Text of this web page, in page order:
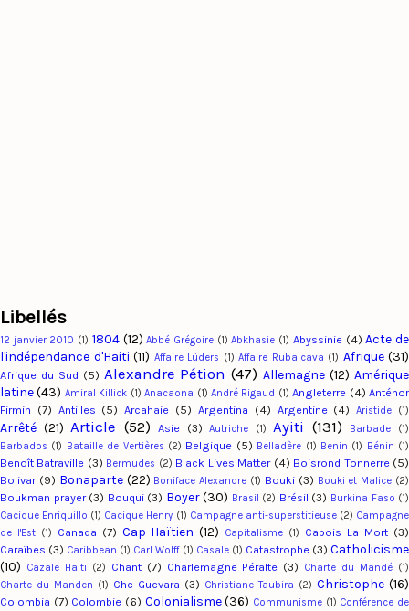
Libellés
12 janvier 2010 (1) 1804 (12) Abbé Grégoire (1) Abkhasie (1) Abyssinie (4) Acte de
l'indépendance d'Haiti (11) Affaire Lüders (1) Affaire Rubalcava (1) Afrique (31)
Afrique du Sud (5) Alexandre Pétion (47) Allemagne (12) Amérique
latine (43) Amiral Killick (1) Anacaona (1) André Rigaud (1) Angleterre (4) Anténor
Firmin (7) Antilles (5) Arcahaie (5) Argentina (4) Argentine (4) Aristide (1)
Arrêté (21) Article (52) Asie (3) Autriche (1) Ayiti (131) Barbade
(1)
Barbados (1) Bataille de Vertières (2) Belgique (5) Belladère (1) Benin (1) Bénin (1)
Benoît Batraville (3) Bermudes (2) Black Lives Matter (4) Boisrond Tonnerre (5)
Bolivar (9) Bonaparte (22) Boniface Alexandre (1) Bouki (3) Bouki et Malice (2)
Boukman prayer (3) Bouqui (3) Boyer (30) Brasil (2) Brésil (3) Burkina Faso (1)
Cacique Enriquillo (1) Cacique Henry (1) Campagne anti-superstitieuse (2) Campagne
de l'Est (1) Canada (7) Cap-Haïtien (12) Capitalisme (1) Capois La Mort (3)
Caraïbes (3) Caribbean (1) Carl Wolff (1) Casale (1) Catastrophe (3) Catholicisme
(10)
Cazale Haiti (2) Chant (7) Charlemagne Péralte (3) Charte du Mandé (1)
Charte du Manden (1) Che Guevara (3) Christiane Taubira (2) Christophe (16)
Colombia (7) Colombie (6) Colonialisme (36) Communisme (1) Conférence de